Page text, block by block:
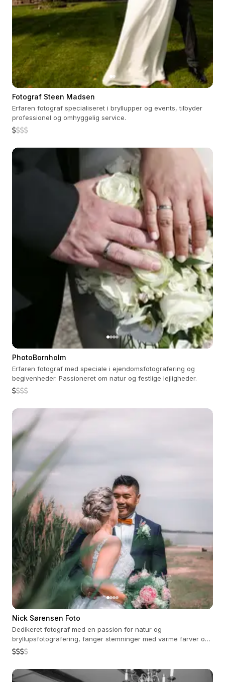
Fotograf Steen Madsen
Erfaren fotograf specialiseret i bryllupper og events, tilbyder
professionel og omhyggelig service.
PhotoBornholm
Erfaren fotograf med speciale i ejendomsfotografering og
begivenheder. Passioneret om natur og festlige lejligheder.
Nick Sørensen Foto
Dedikeret fotograf med en passion for natur og
bryllupsfotografering, fanger stemninger med varme farver og
ægte følelser.